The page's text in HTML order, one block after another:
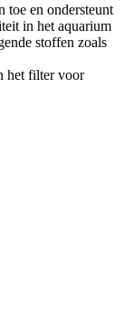
toe en ondersteunt
in het aquarium
stoffen zoals
het filter voor